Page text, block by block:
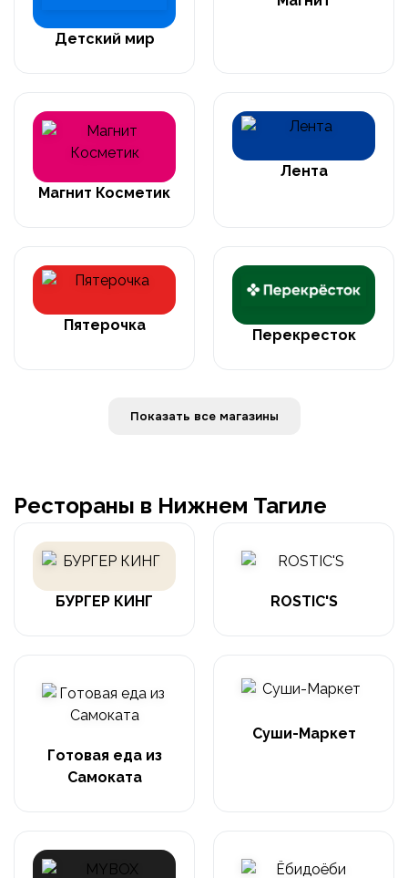
Детский мир
Магнит Косметик
Лента
Пятерочка
Перекресток
Показать все магазины
Рестораны в Нижнем Тагиле
БУРГЕР КИНГ ROSTIC'S
Готовая еда из
Самоката
Суши-Маркет